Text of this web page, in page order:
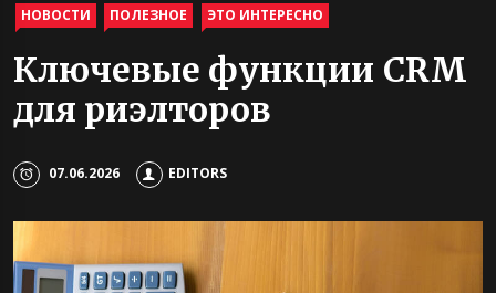
НОВОСТИ ПОЛЕЗНОЕ ЭТО ИНТЕРЕСНО
Ключевые функции CRM
для риэлторов
07.06.2026 EDITORS